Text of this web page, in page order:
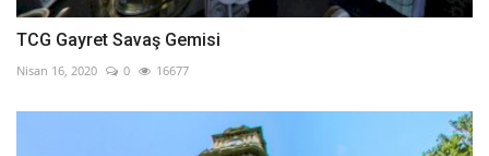
TCG Gayret Savaş Gemisi
Nisan 16, 2020 0 16677